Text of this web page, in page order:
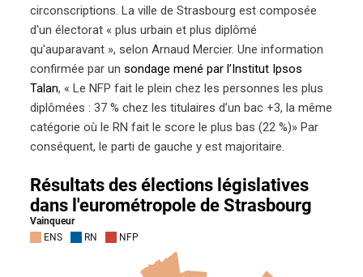
circonscriptions. La ville de Strasbourg est composée
d'un électorat « plus urbain et plus diplômé
qu'auparavant », selon Arnaud Mercier. Une information
confirmée par unsondage mené par l’Institut Ipsos
Talan, « Le NFP fait le plein chez les personnes les plus
diplômées : 37 % chez les titulaires d’un bac +3, la même
catégorie où le RN fait le score le plus bas (22 %)» Par
conséquent, le parti de gauche y est majoritaire.